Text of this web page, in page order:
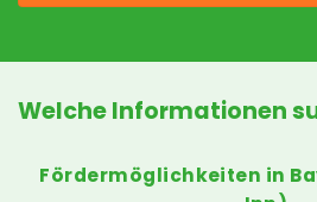
Welche Informationen
Fördermöglichkeiten in